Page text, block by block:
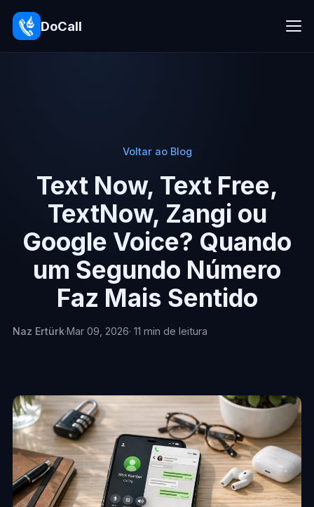
DoCall
Voltar ao Blog
Text Now, Text Free,
TextNow, Zangi ou
Google Voice? Quando
um Segundo Número
Faz Mais Sentido
Naz Ertürk·Mar 09, 2026· 11 min de leitura